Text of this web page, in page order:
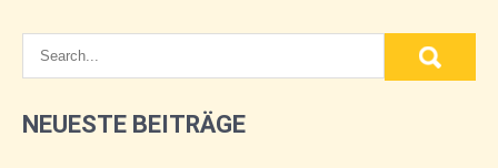
NEUESTE BEITRÄGE